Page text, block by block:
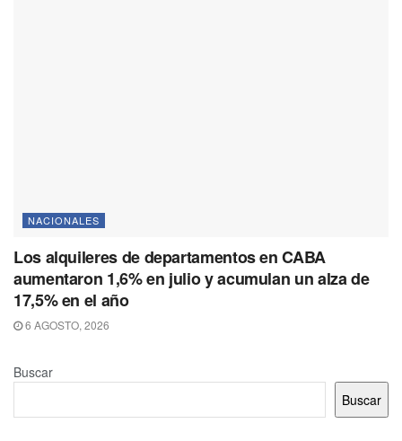
NACIONALES
Los alquileres de departamentos en CABA
aumentaron 1,6% en julio y acumulan un alza de
17,5% en el año
6 AGOSTO, 2026
Buscar
Buscar